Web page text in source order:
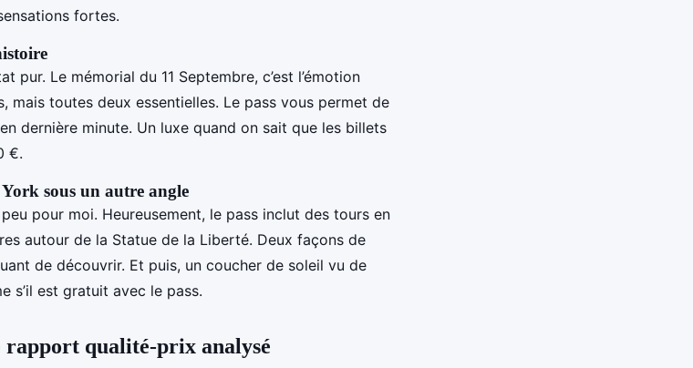
fortes.
pur. Le mémorial du 11 Septembre, c’est l’émotion
mais toutes deux essentielles. Le pass vous permet de
dernière minute. Un luxe quand on sait que les billets
€.
sous un autre angle
pour moi. Heureusement, le pass inclut des tours en
autour de la Statue de la Liberté. Deux façons de
de découvrir. Et puis, un coucher de soleil vu de
s’il est gratuit avec le pass.
rapport qualité-prix analysé